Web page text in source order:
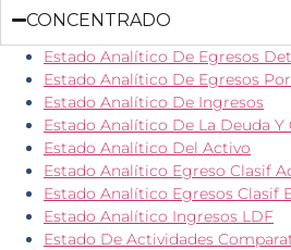
CONCENTRADO
Estado Analítico De Egresos
Estado Analítico De Egresos
Estado Analítico De Ingresos
Estado Analítico De La Deuda Y
Estado Analítico Del Activo
Estado Analítico Egreso Clasif
Estado Analítico Egresos Clasif
Estado Analítico Ingresos LDF
Estado De Actividades